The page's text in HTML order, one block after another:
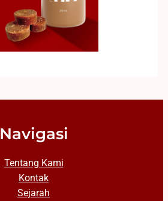
Navigasi
Tentang Kami
Kontak
Sejarah